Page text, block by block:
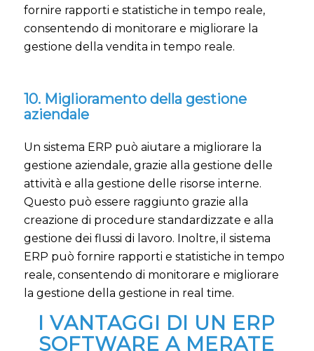
fornire rapporti e statistiche in tempo reale,
consentendo di monitorare e migliorare la
gestione della vendita in tempo reale.
10. Miglioramento della gestione
aziendale
Un sistema ERP può aiutare a migliorare la
gestione aziendale, grazie alla gestione delle
attività e alla gestione delle risorse interne.
Questo può essere raggiunto grazie alla
creazione di procedure standardizzate e alla
gestione dei flussi di lavoro. Inoltre, il sistema
ERP può fornire rapporti e statistiche in tempo
reale, consentendo di monitorare e migliorare
la gestione della gestione in real time.
I VANTAGGI DI UN ERP
SOFTWARE A MERATE